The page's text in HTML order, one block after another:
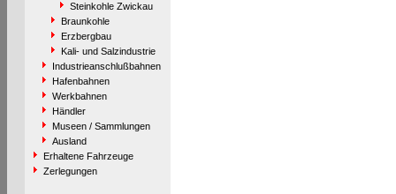
Steinkohle Zwickau
Braunkohle
Erzbergbau
Kali- und Salzindustrie
Industrieanschlußbahnen
Hafenbahnen
Werkbahnen
Händler
Museen / Sammlungen
Ausland
Erhaltene Fahrzeuge
Zerlegungen